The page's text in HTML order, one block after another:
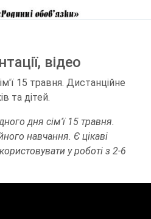
відео
15 травня. Дистанційне
та дітей.
дня сім'ї 15 травня.
навчання. Є цікаві
у роботі з 2-6